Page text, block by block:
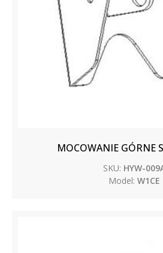
MOCOWANIE GÓRNE
SKU: HYW-
Model: W1CE